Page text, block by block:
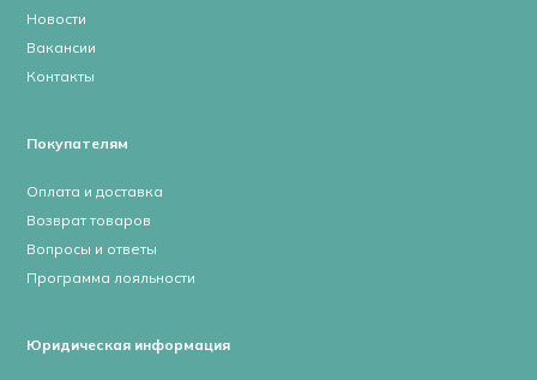
Новости
Вакансии
Контакты
Покупателям
Оплата и доставка
Возврат товаров
Вопросы и ответы
Программа лояльности
Юридическая информация